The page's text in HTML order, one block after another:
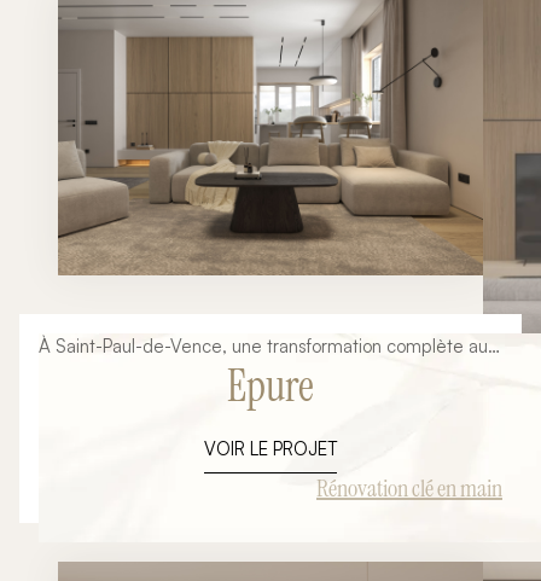
espace de vie ouvert et convivial.
À Saint-Paul-de-Vence, une transformation complète au
service d’un lieu de vie élégant
Epure
VOIR LE PROJET
Rénovation clé en main